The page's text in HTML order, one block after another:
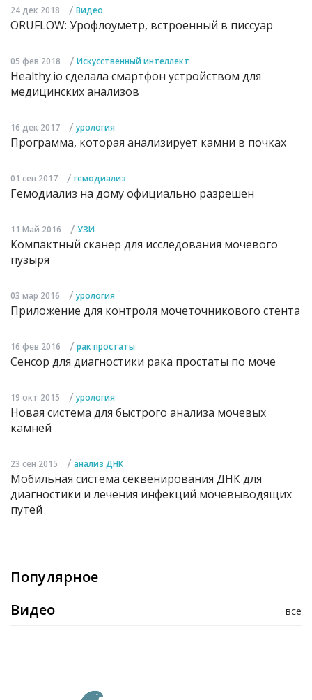
24 дек 2018 / Видео
ORUFLOW: Урофлоуметр, встроенный в писсуар
05 фев 2018 / Искусственный интеллект
Healthy.io сделала смартфон устройством для
медицинских анализов
16 дек 2017 / урология
Программа, которая анализирует камни в почках
01 сен 2017 / гемодиализ
Гемодиализ на дому официально разрешен
11 Май 2016 / УЗИ
Компактный сканер для исследования мочевого
пузыря
03 мар 2016 / урология
Приложение для контроля мочеточникового стента
16 фев 2016 / рак простаты
Сенсор для диагностики рака простаты по моче
19 окт 2015 / урология
Новая система для быстрого анализа мочевых
камней
23 сен 2015 / анализ ДНК
Мобильная система секвенирования ДНК для
диагностики и лечения инфекций мочевыводящих
путей
Популярное
все
Видео